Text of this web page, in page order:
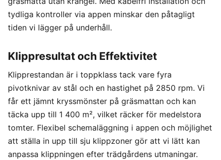
tydliga kontroller via appen minskar den påtagligt
tiden vi lägger på underhåll.
Klippresultat och Effektivitet
Klipprestandan är i toppklass tack vare fyra
pivotknivar av stål och en hastighet på 2850 rpm. Vi
får ett jämnt kryssmönster på gräsmattan och kan
täcka upp till 1 400 m², vilket räcker för medelstora
tomter. Flexibel schemaläggning i appen och möjlighet
att ställa in upp till sju klippzoner gör att vi lätt kan
anpassa klippningen efter trädgårdens utmaningar.